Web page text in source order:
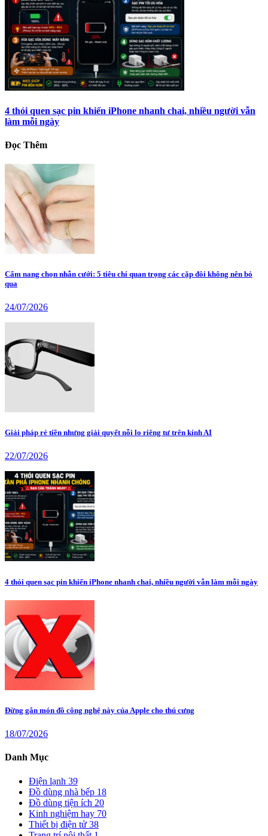
4 thói quen sạc pin khiến iPhone nhanh chai, nhiều người vẫn
làm mỗi ngày
Đọc Thêm
Cẩm nang chọn nhẫn cưới: 5 tiêu chí quan trọng các cặp đôi không nên bỏ
qua
24/07/2026
Giải pháp rẻ tiền nhưng giải quyết nỗi lo riêng tư trên kính AI
22/07/2026
4 thói quen sạc pin khiến iPhone nhanh chai, nhiều người vẫn làm mỗi ngày
Đừng gắn món đồ công nghệ này của Apple cho thú cưng
18/07/2026
Danh Mục
Điện lạnh 39
Đồ dùng nhà bếp 18
Đồ dùng tiện ích 20
Kinh nghiệm hay 70
Thiết bị điện tử 38